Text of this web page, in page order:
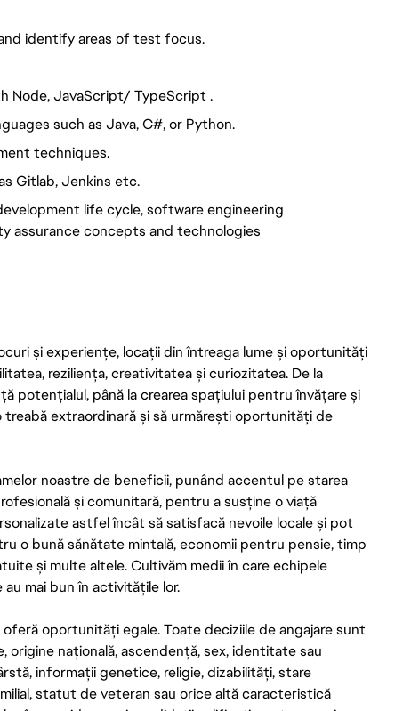
identify areas of test focus.
Node, JavaScript/ TypeScript .
such as Java, C#, or Python.
techniques.
Gitlab, Jenkins etc.
life cycle, software engineering
assurance concepts and technologies
și experiențe, locații din întreaga lume și oportunități
reziliența, creativitatea și curiozitatea. De la
potențialul, până la crearea spațiului pentru învățare și
extraordinară și să urmărești oportunități de
noastre de beneficii, punând accentul pe starea
și comunitară, pentru a susține o viață
astfel încât să satisfacă nevoile locale și pot
o bună sănătate mintală, economii pentru pensie, timp
și multe altele. Cultivăm medii în care echipele
mai bun în activitățile lor.
oportunități egale. Toate deciziile de angajare sunt
origine națională, ascendență, sex, identitate sau
informații genetice, religie, dizabilități, stare
statut de veteran sau orice altă caracteristică